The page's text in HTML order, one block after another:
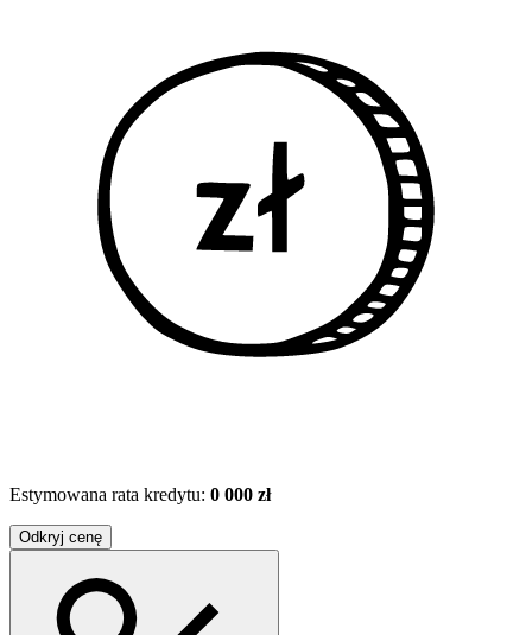
Estymowana rata kredytu: 0 000 zł
Odkryj cenę